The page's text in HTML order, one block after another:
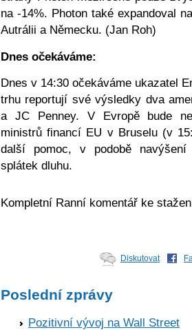
na -14%. Photon také expandoval
Autrálii a Německu. (Jan Roh)
Dnes očekáváme:
Dnes v 14:30 očekáváme ukazatel
trhu reportují své výsledky dva
a JC Penney. V Evropě bude
ministrů financí EU v Bruselu (v
další pomoc, v podobě navýšení
splátek dluhu.
Kompletní Ranní komentář ke
Diskutovat
Poslední zprávy
Pozitivní vývoj na Wall Street